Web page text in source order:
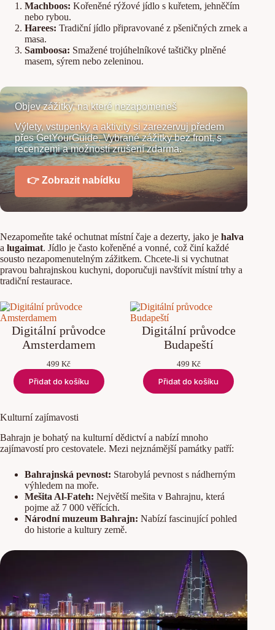
Machboos: Kořeněné rýžové jídlo s kuřetem, jehněčím
nebo rybou.
Harees: Tradiční jídlo připravované z pšeničných zrnek a
masa.
Samboosa: Smažené trojúhelníkové taštičky plněné
masem, sýrem nebo zeleninou.
Objev zážitky, na které nezapomeneš
Výlety, vstupenky a aktivity si zarezervuj předem
přes GetYourGuide. Vybrané zážitky bez front, s
recenzemi a možností zrušení zdarma.
👉 Zobrazit nabídku
Nezapomeňte také ochutnat místní čaje a dezerty, jako je halva
a lugaimat. Jídlo je často kořeněné a vonné, což činí každé
sousto nezapomenutelným zážitkem. Chcete-li si vychutnat
pravou bahrajnskou kuchyni, doporučuji navštívit místní trhy a
tradiční restaurace.
Digitální průvodce
Amsterdamem
499Kč
Přidat do košíku
Digitální průvodce
Budapeští
499 Kč
Přidat do košíku
Kulturní zajímavosti
Bahrajn je bohatý na kulturní dědictví a nabízí mnoho
zajímavostí pro cestovatele. Mezi nejznámější památky patří:
Bahrajnská pevnost: Starobylá pevnost s nádherným
výhledem na moře.
Mešita Al-Fateh: Největší mešita v Bahrajnu, která
pojme až 7 000 věřících.
Národní muzeum Bahrajn: Nabízí fascinující pohled
do historie a kultury země.